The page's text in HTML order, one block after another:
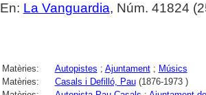
En: La Vanguardia, Núm. 41824
Matèries: Autopistes ; Ajuntament; Músics
Matèries:
Casals i Defilló, Pau(1876-1973 )